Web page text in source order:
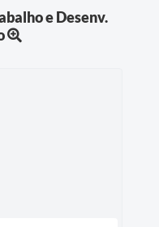
e Desenv.